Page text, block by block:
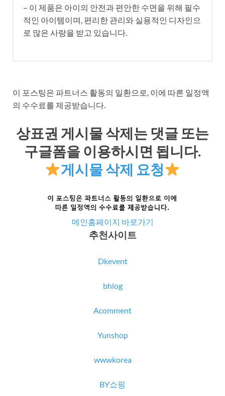
– 이 제품은 아이의 안전과 편안한 수면을 위해 필수
적인 아이템이며, 편리한 관리와 실용적인 디자인으
로 많은 사랑을 받고 있습니다.
이 포스팅은 파트너스 활동의 일환으로, 이에 따른 일정액
의 수수료를 제공받습니다.
상표권 게시물 삭제는 댓글 또는
구글폼을 이용하시면 됩니다.
게시물 삭제 요청
메인홈페이지 바로가기
추천사이트
Dkevent
bhlog
Acomment
Yunshop
wwwkorea
BY쇼핑